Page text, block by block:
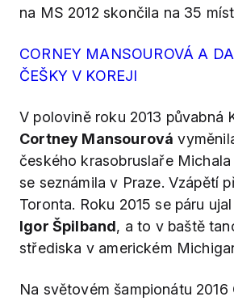
na MS 2012 skončila na 35
CORNEY MANSOUROVÁ A
ČEŠKY V KOREJI
V polovině roku 2013 půvabná
Cortney Mansourová
českého krasobruslaře
se seznámila v Praze. Vzápětí
Toronta. Roku 2015 se páru
Igor Špilband, a to v baště
střediska v americkém
Na světovém šampionátu 2016